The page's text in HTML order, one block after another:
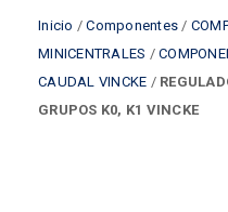
Inicio /Componentes /
MINICENTRALES /
CAUDAL VINCKE /
GRUPOS K0, K1 VINCKE